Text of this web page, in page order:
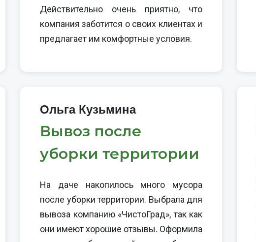
Действительно очень приятно, что
компания заботится о своих клиентах и
предлагает им комфортные условия.
Ольга Кузьмина
Вывоз после
уборки территории
На даче накопилось много мусора
после уборки территории. Выбрала для
вывоза компанию «ЧистоГрад», так как
они имеют хорошие отзывы. Оформила